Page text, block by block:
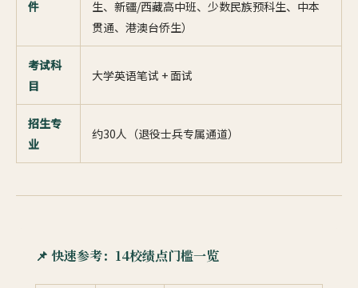
件
生、新疆/西藏高中班、少数民族预科生、中本
贯通、港澳台侨生）
考试科
目
大学英语笔试 + 面试
招生专
业
约30人（退役士兵专属通道）
📌 快速参考：14校绩点门槛一览